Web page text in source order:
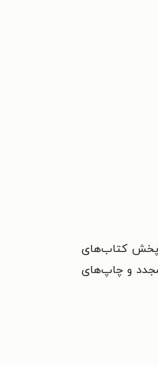
و پخش کتاب‌های
از ۲۰۰ عنوان کتاب چاپ اول، چاپ مجدد و چاپ‌های